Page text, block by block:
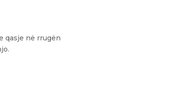
qasje në rrugën